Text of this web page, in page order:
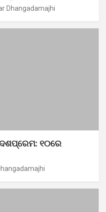
Dhangadamajhi
୧୦ରେ